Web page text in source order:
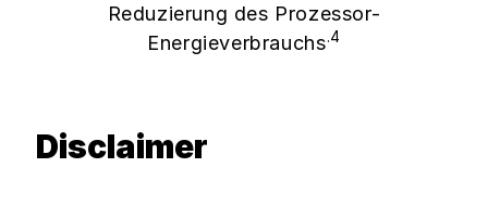
Reduzierung des Prozessor-
Energieverbrauchs.4
Disclaimer